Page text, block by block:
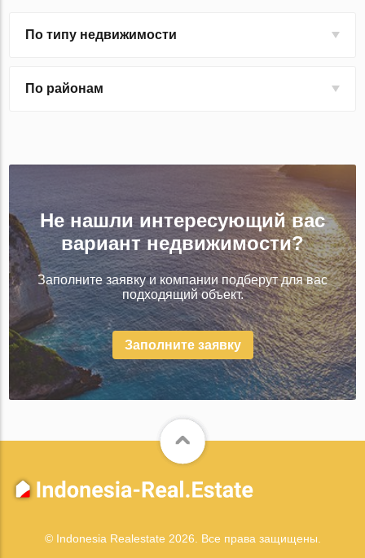
По типу недвижимости
По районам
Не нашли интересующий вас
вариант недвижимости?
Заполните заявку и компании подберут для вас
подходящий объект.
Заполните заявку
© Indonesia Realestate 2026. Все права защищены.